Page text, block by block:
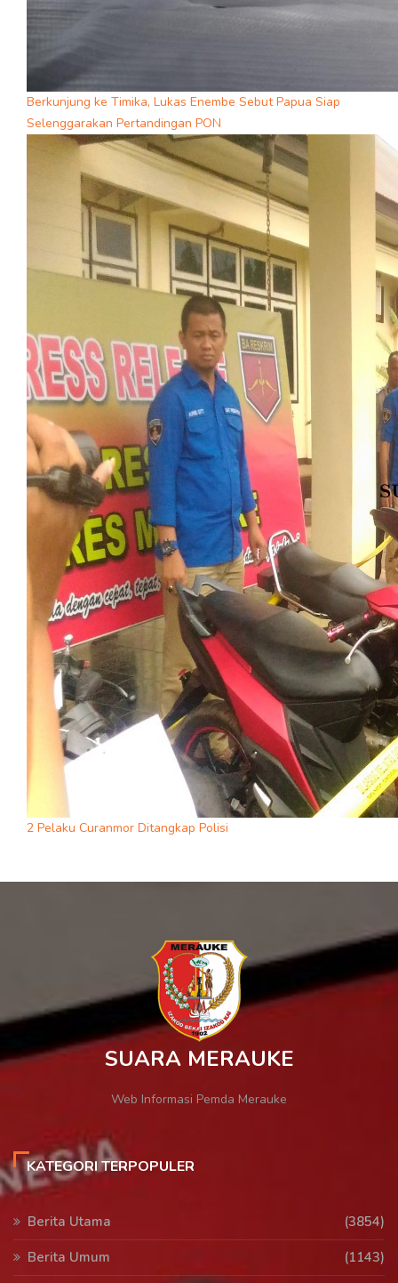
Berkunjung ke Timika, Lukas Enembe Sebut Papua Siap
Selenggarakan Pertandingan PON
2 Pelaku Curanmor Ditangkap Polisi
SUARA MERAUKE
Web Informasi Pemda Merauke
KATEGORI TERPOPULER
Berita Utama
(3854)
Berita Umum
(1143)